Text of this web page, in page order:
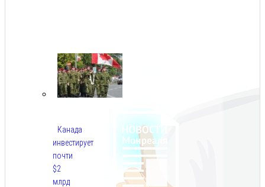
Канада
инвестирует
почти
$2
млрд